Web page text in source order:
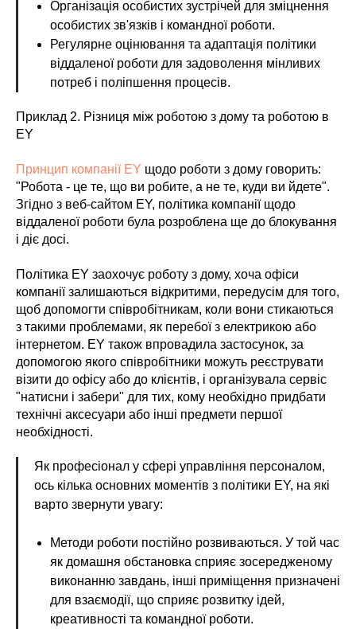
Організація особистих зустрічей для зміцнення
особистих зв'язків і командної роботи.
Регулярне оцінювання та адаптація політики
віддаленої роботи для задоволення мінливих
потреб і поліпшення процесів.
Приклад 2. Різниця між роботою з дому та роботою в
EY
Принцип компанії EY щодо роботи з дому говорить:
"Робота - це те, що ви робите, а не те, куди ви йдете".
Згідно з веб-сайтом EY, політика компанії щодо
віддаленої роботи була розроблена ще до блокування
і діє досі.
Політика EY заохочує роботу з дому, хоча офіси
компанії залишаються відкритими, передусім для того,
щоб допомогти співробітникам, коли вони стикаються
з такими проблемами, як перебої з електрикою або
інтернетом. EY також впровадила застосунок, за
допомогою якого співробітники можуть реєструвати
візити до офісу або до клієнтів, і організувала сервіс
"натисни і забери" для тих, кому необхідно придбати
технічні аксесуари або інші предмети першої
необхідності.
Як професіонал у сфері управління персоналом,
ось кілька основних моментів з політики EY, на які
варто звернути увагу:
Методи роботи постійно розвиваються. У той час
як домашня обстановка сприяє зосередженому
виконанню завдань, інші приміщення призначені
для взаємодії, що сприяє розвитку ідей,
креативності та командної роботи.